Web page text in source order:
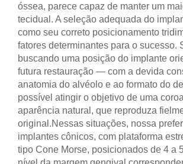
óssea, parece capaz de manter um
tecidual. A seleção adequada do
como seu correto posicionamento
fatores determinantes para o sucesso.
buscando uma posição do implante
futura restauração — com a devida
anatomia do alvéolo e ao formato do
possível atingir o objetivo de uma
aparência natural, que reproduza
original.Nessas situações, nossa
implantes cônicos, com plataforma
tipo Cone Morse, posicionados de 4 a